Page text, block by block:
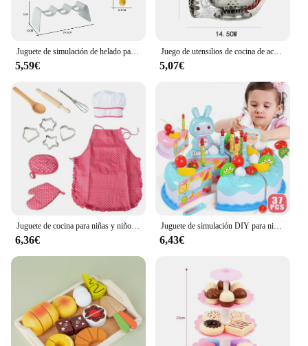
5,59€
Juego de utensilios de cocina de acero inoxidable para niños, ollas, sartenes, juguete de cocina de simulación, 10 piezas
5,07€
Juguete de cocina para niñas y niños, casa de juegos de simulación, utensilios de cocina, juego de suministros, herramientas para hornear, delantal para pasteles, ropa de Chef, regalo
6,36€
Juguete de simulación DIY para niños pequeños, modelo de pastel de cumpleaños, juego de simulación de cocina, corte de fruta, juguete de comida, regalo para niños pequeños
6,43€